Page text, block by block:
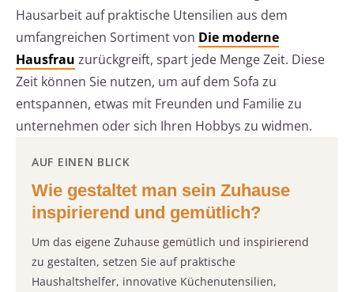
Hausarbeit auf praktische Utensilien aus dem
umfangreichen Sortiment von Die moderne
Hausfrau zurückgreift, spart jede Menge Zeit. Diese
Zeit können Sie nutzen, um auf dem Sofa zu
entspannen, etwas mit Freunden und Familie zu
unternehmen oder sich Ihren Hobbys zu widmen.
AUF EINEN BLICK
Wie gestaltet man sein Zuhause
inspirierend und gemütlich?
Um das eigene Zuhause gemütlich und inspirierend
zu gestalten, setzen Sie auf praktische
Haushaltshelfer, innovative Küchenutensilien,